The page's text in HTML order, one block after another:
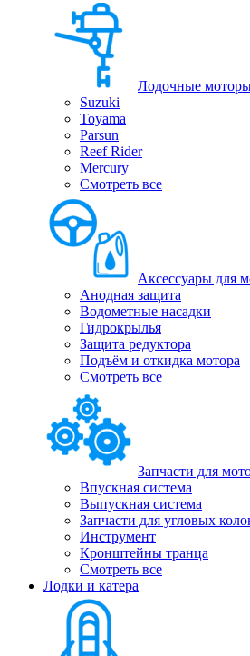
Лодочные
Suzuki
Toyama
Parsun
Reef Rider
Mercury
Смотреть все
Аксессуары для
Анодная защита
Водометные насадки
Гидрокрылья
Защита редуктора
Подъём и откидка мотора
Смотреть все
Запчасти для
Впускная система
Выпускная система
Запчасти для угловых
Инструмент
Кронштейны транца
Смотреть все
Лодки и катера